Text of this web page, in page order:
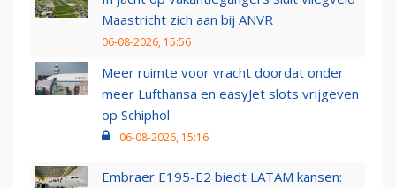
Maastricht zich aan bij ANVR
06-08-2026, 15:56
Meer ruimte voor vracht doordat onder
meer Lufthansa en easyJet slots vrijgeven
op Schiphol
06-08-2026, 15:16
Embraer E195-E2 biedt LATAM kansen: